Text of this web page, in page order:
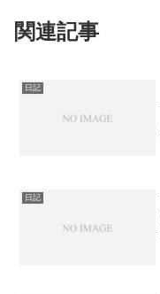
関連記事
日記
日記